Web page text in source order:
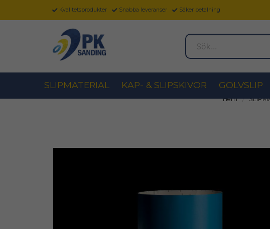
Kvalitetsprodukter Snabba leveranser Säker betalning
Sök...
SLIPMATERIAL KAP- & SLIPSKIVOR GOLVSLIP
Hem